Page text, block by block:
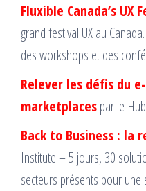
Fluxible Canada’s UX
grand festival UX au
des workshops et des
Relever les défis du
marketplacespar le
Back to Business : la
Institute – 5 jours, 30
secteurs présents pour une